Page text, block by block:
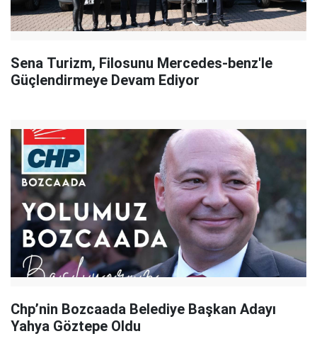
Sena Turizm, Filosunu Mercedes-benz'le
Güçlendirmeye Devam Ediyor
Chp’nin Bozcaada Belediye Başkan Adayı
Yahya Göztepe Oldu